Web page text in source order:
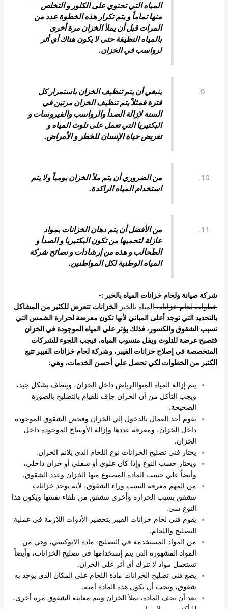
المياه التي تحتوي على الكلور و التخلص
منها تماماً و يتم تكرار هذه الخطوة عدد من
المرات قبل أن يملأ الخزان مرة أخرى
بالمياه النظيفة حتى لا يكون هناك أي أثر
لرواسب في الخزان.
ينبغي أن يتم تنظيف الخزان باستمرار كل
فترة فمثلاً يتم تنظيف الخزان مرتين في
السنة لإزالة الصدأ والرواسب والفيروسات و
البكتيريا التي تعمل على تلوث المياه و
تعريض حياة الإنسان للخطر و الأمراض.
من الضروري أن يتم ملأ الخزان يومياً ولا يتم
استخدام المياه الراكدة.
من الأفضل أن يتم دهان الخزانات بمواد
عازلة لتحميها من تكون البكتيريا و الصدأ و
الطحالب و هذه من إرشادات و نصائح شركة
المياه الوطنية لكل المواطنين.
شركة صيانة ولحام خزانات المياه بالخبر :-
خطوات لحام خزاناتالمياه بالخبر
الخزانات تتعرض للكثير من المشاكل
بالتحديد التي توجد أعلى المباني لأنها تكون معرضة لحرارة الشمس التي
تسبب الشقوق والكسور، فذلك يؤثر على المياه الموجودة في الخزان
فتصبح عرضة للتلوث ويقل منسوب المياه، فيجب اللجوء للشركات
المتخصصة في إصلاح خزانات الفيبر، وشركة لحام خزانات الفيبر تتبع
الكثير من الخطوات لكي تحصل علي أحسن الخدمات، وهي:
يتم إزالة المياه المتواالرياض داخل الخزان، وينظف بشكل جيد،
ويجب التأكل من أن الخزان جاف للقيام بالتصليح بالصورة
الصحيحة.
يقوم أحد العمال بالدخول إلي الخزان وفحص الشقوق الموجودة
داخل الخزان، ومعرفة عددها وإزالة الأوساخ الموجودة داخل
الخزان.
يختار فني تصليح الخزانات نوع اللحام الذي يلائم الخزان.
ويختار حسب النوع وإذا كان علوي أو سفلي أو خزان داخلي،
وأيضاً علي حسب المادة المصنوع منها الخزان وعدد الشقوق.
من المهم معرفة السبب وراء الشقوق، لأنه يوجد خزانات
تتشقق بسبب الحرارة وأخري تتشقق من تلقاء نفسها ويكون هذا
النوع سئ.
يقوم فني لحام خزانات الفيبر بتحضير الأدوات اللازمة في عملية
التصليح واللحام.
من المواد المستخدمة في التصليح: مادة الابوكسي، وهي من
المواد المشهورة التي يتم إستخدامها في تصليح الخزانات، وأيضاً
تستعمل مواد لا تترك أي أثر علي الخزان.
يضع فني تصليح الخزانات مادة اللحام على المكان الذي يوجد به
شقوق، ويجب أن تكون هذه المادة آمنة.
بعد أن تجف المادة، يملأ الخزان ويتم معاينة الشقوق مرة أخرى،